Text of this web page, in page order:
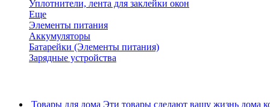
Уплотнители, лента для заклейки окон
Еще
Элементы питания
Аккумуляторы
Батарейки (Элементы питания)
Зарядные устройства
Товары для дома Эти товары сделают вашу жизнь дома